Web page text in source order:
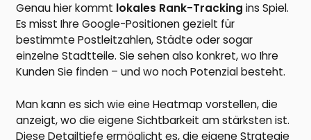
Genau hier kommt lokales Rank-Tracking ins Spiel.
Es misst Ihre Google-Positionen gezielt für
bestimmte Postleitzahlen, Städte oder sogar
einzelne Stadtteile. Sie sehen also konkret, wo Ihre
Kunden Sie finden – und wo noch Potenzial besteht.
Man kann es sich wie eine Heatmap vorstellen, die
anzeigt, wo die eigene Sichtbarkeit am stärksten ist.
Diese Detailtiefe ermöglicht es, die eigene Strategie